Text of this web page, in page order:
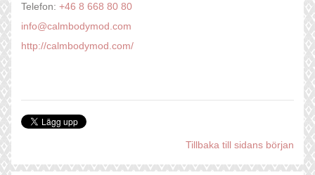
Telefon: +46 8 668 80 80
info@calmbodymod.com
http://calmbodymod.com/
Tillbaka till sidans början